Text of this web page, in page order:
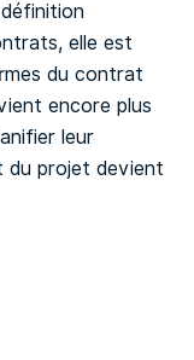
elle est
du contrat
encore plus
leur
du projet devient